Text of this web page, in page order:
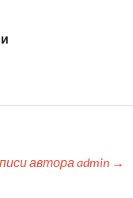
автора admin →